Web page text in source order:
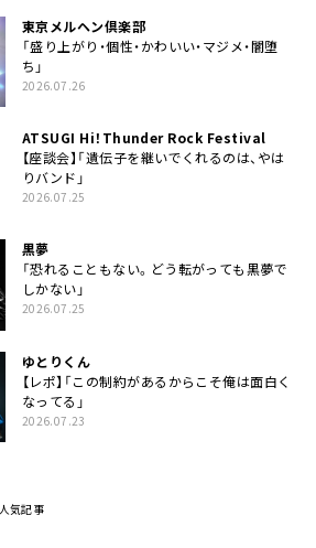
東京メルヘン倶楽部
「盛り上がり・個性・かわいい・マジメ・闇堕
ち」
2026.07.26
ATSUGI Hi！Thunder Rock Festival
【座談会】「遺伝子を継いでくれるのは、やは
りバンド」
2026.07.25
黒夢
「恐れることもない。どう転がっても黒夢で
しかない」
2026.07.25
ゆとりくん
【レポ】「この制約があるからこそ俺は面白く
なってる」
2026.07.23
人気記事